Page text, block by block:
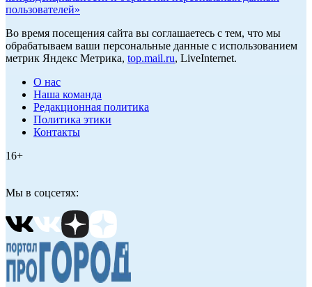
пользователей»
Во время посещения сайта вы соглашаетесь с тем, что мы
обрабатываем ваши персональные данные с использованием
метрик Яндекс Метрика, top.mail.ru, LiveInternet.
О нас
Наша команда
Редакционная политика
Политика этики
Контакты
16+
Мы в соцсетях: